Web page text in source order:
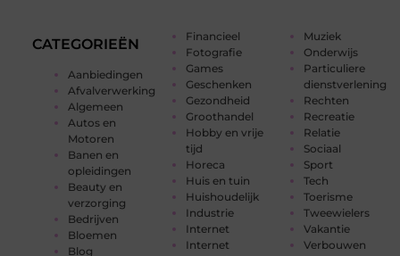
CATEGORIEËN
Aanbiedingen
Afvalverwerking
Algemeen
Autos en
Motoren
Banen en
opleidingen
Beauty en
verzorging
Bedrijven
Bloemen
Blog
Financieel
Fotografie
Games
Geschenken
Gezondheid
Groothandel
Hobby en vrije
tijd
Horeca
Huis en tuin
Huishoudelijk
Industrie
Internet
Internet
Muziek
Onderwijs
Particuliere
dienstverlening
Rechten
Recreatie
Relatie
Sociaal
Sport
Tech
Toerisme
Tweewielers
Vakantie
Verbouwen